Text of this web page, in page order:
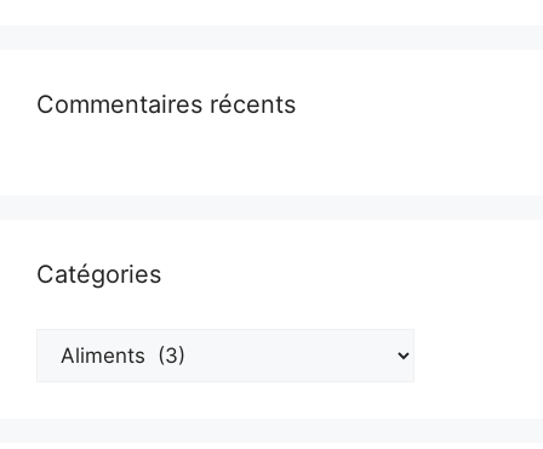
Commentaires récents
Catégories
Catégories